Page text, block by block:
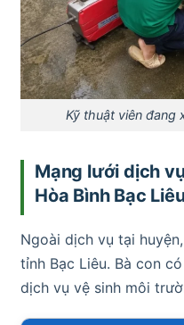
Kỹ thuật viên đang
Mạng lưới dịch
Hòa Bình Bạc
Ngoài dịch vụ tại
tỉnh Bạc Liêu. Bà con
dịch vụ vệ sinh môi